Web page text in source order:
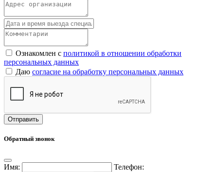
Ознакомлен с политикой в отношении обработки
персональных данных
Даю согласие на обработку персональных данных
Обратный звонок
Имя: Телефон: